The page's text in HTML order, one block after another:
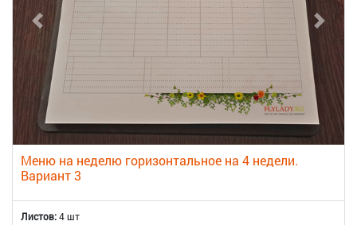
Меню на неделю горизонтальное на 4 недели.
Вариант 3
Листов:4 шт